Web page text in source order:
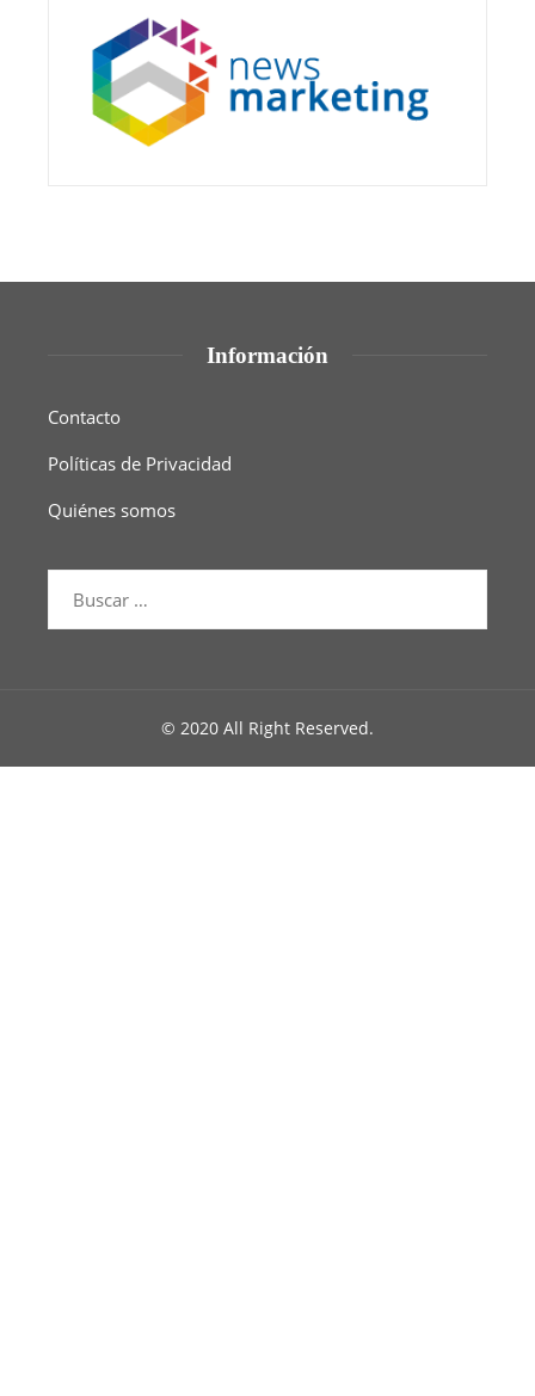
Información
Contacto
Políticas de Privacidad
Quiénes somos
© 2020 All Right Reserved.